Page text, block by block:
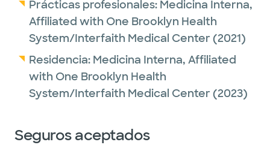
Prácticas profesionales: Medicina Interna,
Affiliated with One Brooklyn Health
System/Interfaith Medical Center (2021)
Residencia: Medicina Interna, Affiliated
with One Brooklyn Health
System/Interfaith Medical Center (2023)
Seguros aceptados